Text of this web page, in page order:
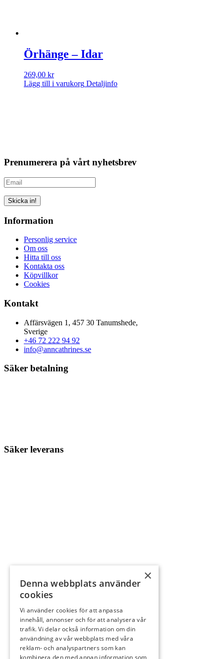
Örhänge – Idar
269,00 kr
Lägg till i varukorg Detaljinfo
Prenumerera på vårt nyhetsbrev
Skicka in!
Information
Personlig service
Om oss
Hitta till oss
Kontakta oss
Köpvillkor
Cookies
Kontakt
Affärsvägen 1, 457 30 Tanumshede,
Sverige
+46 72 222 94 92
info@anncathrines.se
Säker betalning
Säker leverans
×
Denna webbplats använder
cookies
Vi använder cookies för att anpassa
innehåll, annonser och för att analysera vår
trafik. Vi delar också information om din
användning av vår webbplats med våra
reklam- och analyspartners som kan
kombinera den med annan information som